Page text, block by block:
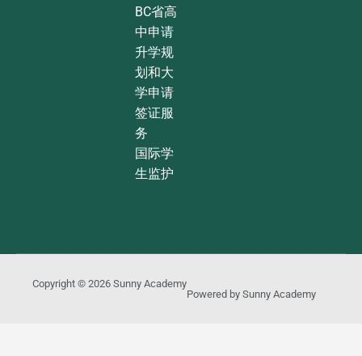
BC省高
中申请
升学规
划和大
学申请
签证服
务
国际学
生监护
Copyright © 2026 Sunny Academy
Powered by Sunny Academy